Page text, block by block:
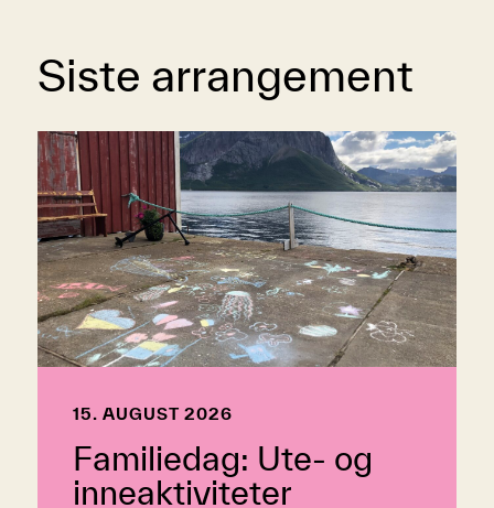
Siste arrangement
15. AUGUST 2026
Familiedag: Ute- og
inneaktiviteter